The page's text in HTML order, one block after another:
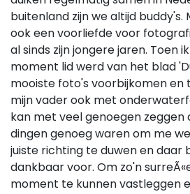
buitenland zijn we altijd buddy's.
ook een voorliefde voor
al sinds zijn jongere jaren. Toen
moment lid werd van het blad
mooiste foto's voorbijkomen en
mijn vader ook met
kan met veel genoegen zeggen
dingen genoeg waren om me
juiste richting te duwen en daar
dankbaar voor. Om zo'n
moment te kunnen vastleggen